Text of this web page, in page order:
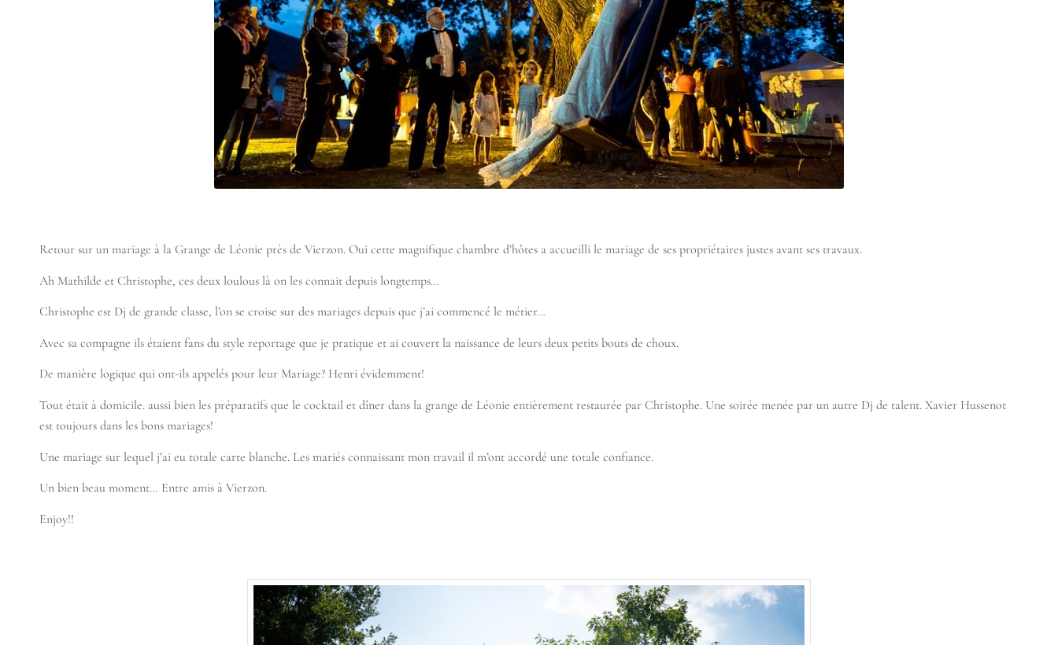
Retour sur un mariage à la Grange de Léonie près de Vierzon. Oui cette magnifique chambre d’hôtes a accueilli le mariage de ses propriétaires justes avant ses travaux.
Ah Mathilde et Christophe, ces deux loulous là on les connait depuis longtemps…
Christophe est Dj de grande classe, l’on se croise sur des mariages depuis que j’ai commencé le métier…
Avec sa compagne ils étaient fans du style reportage que je pratique et ai couvert la naissance de leurs deux petits bouts de choux.
De manière logique qui ont-ils appelés pour leur Mariage? Henri évidemment!
Tout était à domicile. aussi bien les préparatifs que le cocktail et dîner dans la grange de Léonie entièrement restaurée par Christophe. Une soirée menée par un autre Dj de talent. Xavier Hussenot
est toujours dans les bons mariages!
Une mariage sur lequel j’ai eu totale carte blanche. Les mariés connaissant mon travail il m’ont accordé une totale confiance.
Un bien beau moment… Entre amis à Vierzon.
Enjoy!!